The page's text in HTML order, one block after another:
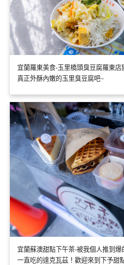
宜蘭羅東美食-玉里橋頭臭豆腐羅東
真正外酥內嫩的玉里臭豆腐吧~
宜蘭蘇澳甜點下午茶-被我個人推到
一直吃的達克瓦茲！歡迎來到下予甜